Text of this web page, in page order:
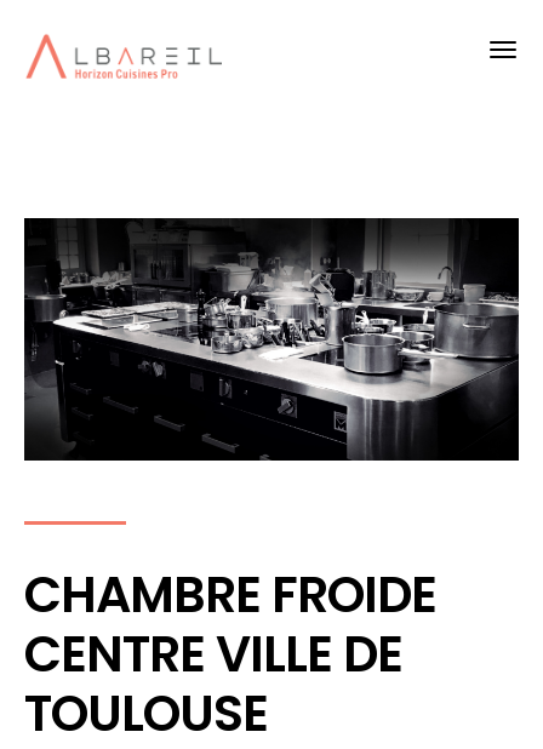
CHAMBRE FROIDE
CENTRE VILLE DE
TOULOUSE